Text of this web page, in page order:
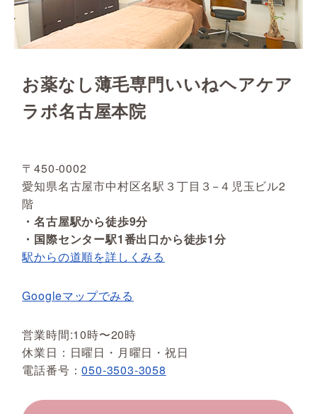
お薬なし薄毛専門いいねヘアケア
ラボ名古屋本院
〒450-0002
愛知県名古屋市中村区名駅３丁目３−４児玉ビル2
階
・名古屋駅から徒歩9分
・国際センター駅1番出口から徒歩1分
駅からの道順を詳しくみる
Googleマップでみる
営業時間:10時〜20時
休業日：日曜日・月曜日・祝日
電話番号：050-3503-3058